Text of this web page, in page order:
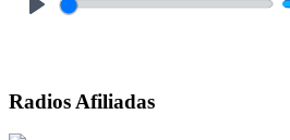
Radios Afiliadas